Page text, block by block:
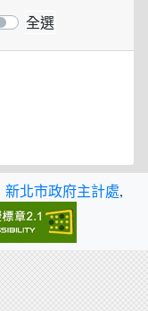
全選
新北市政府主計處,